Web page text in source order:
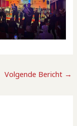
Volgende Bericht →